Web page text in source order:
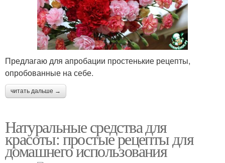
Предлагаю для апробации простенькие рецепты,
опробованные на себе.
читать дальше →
Натуральные средства для
красоты: простые рецепты для
домашнего использования